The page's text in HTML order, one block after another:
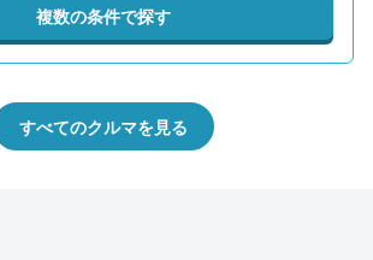
複数の条件で探す
すべてのクルマを見る